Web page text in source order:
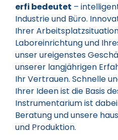
erfi bedeutet –
Industrie und Büro.
Ihrer
Laboreinrichtung und
unser ureigenstes
unserer langjährigen
Ihr Vertrauen. Schnelle
Ihrer Ideen ist die Basis
Instrumentarium ist
Beratung und unsere
und Produktion.